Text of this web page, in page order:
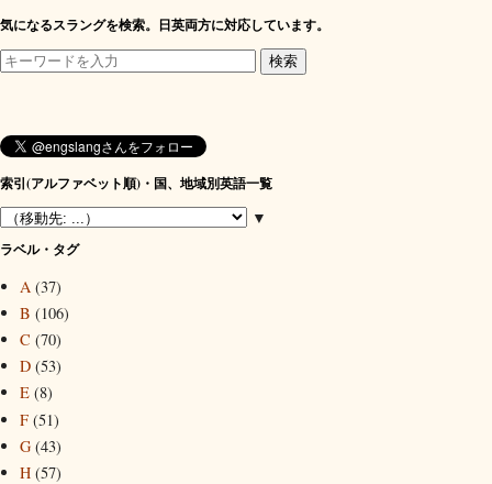
気になるスラングを検索。日英両方に対応しています。
索引(アルファベット順)・国、地域別英語一覧
▼
ラベル・タグ
A (37)
B (106)
C (70)
D (53)
E (8)
F (51)
G (43)
H (57)